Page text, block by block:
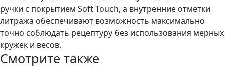
ручки с покрытием Soft Touch, а внутренние отметки
литража обеспечивают возможность максимально
точно соблюдать рецептуру без использования мерных
кружек и весов.
Смотрите также